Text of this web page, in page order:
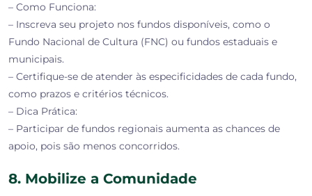
– Como Funciona:
– Inscreva seu projeto nos fundos disponíveis, como o
Fundo Nacional de Cultura (FNC) ou fundos estaduais e
municipais.
– Certifique-se de atender às especificidades de cada fundo,
como prazos e critérios técnicos.
– Dica Prática:
– Participar de fundos regionais aumenta as chances de
apoio, pois são menos concorridos.
8. Mobilize a Comunidade